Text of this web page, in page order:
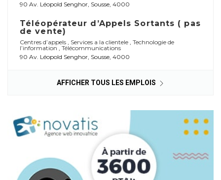
90 Av. Léopold Senghor, Sousse, 4000
Téléopérateur d’Appels Sortants ( pas
de vente)
Centres d’appels , Services a la clientele , Technologie de
l’information , Télécommunications
90 Av. Léopold Senghor, Sousse, 4000
AFFICHER TOUS LES EMPLOIS